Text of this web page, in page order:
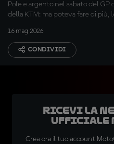
Pole e argento nel sabato del GP
della KTM: ma poteva fare di più,
16 mag 2026
CONDIVIDI
Ricevi la
ufficiale
Crea ora il tuo account